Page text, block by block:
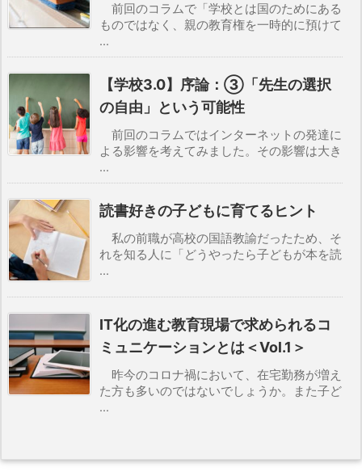
前回のコラムで「学校とは国のためにある
ものではなく、親の教育権を一時的に預けて
...
【学校3.0】序論：③「先生の選択
の自由」という可能性
前回のコラムではインターネットの発達に
よる影響を考えてみました。その影響は大き
...
読書好きの子どもに育てるヒント
私の前職が高校の国語教諭だったため、そ
れを知る人に「どうやったら子どもが本を読
...
IT化の進む教育現場で求められるコ
ミュニケーションとは＜Vol.1＞
昨今のコロナ禍において、在宅勤務が増え
た方も多いのではないでしょうか。また子ど
...